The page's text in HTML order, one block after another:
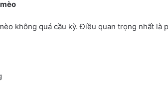
không quá cầu kỳ. Điều quan trọng nhất là